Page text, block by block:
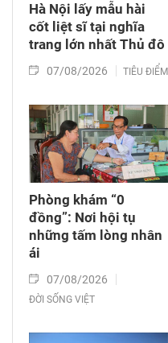
Hà Nội lấy mẫu hài
cốt liệt sĩ tại nghĩa
trang lớn nhất Thủ đô
07/08/2026 TIÊU ĐIỂM
Phòng khám “0
đồng”: Nơi hội tụ
những tấm lòng nhân
ái
07/08/2026
ĐỜI SỐNG VIỆT